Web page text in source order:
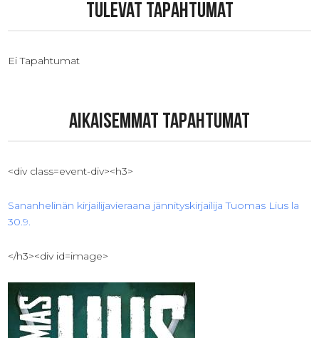
Tulevat tapahtumat
Ei Tapahtumat
Aikaisemmat tapahtumat
<div class=event-div><h3>
Sananhelinän kirjailijavieraana jännityskirjailija Tuomas Lius la
30.9.
</h3><div id=image>